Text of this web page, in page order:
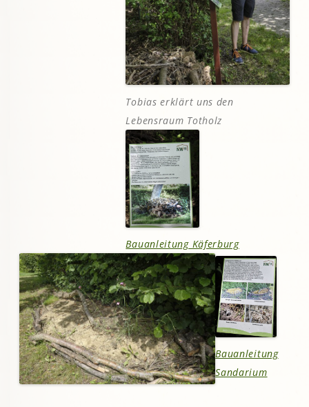
Tobias erklärt uns den
Lebensraum Totholz
Bauanleitung Käferburg
Bauanleitung
Sandarium